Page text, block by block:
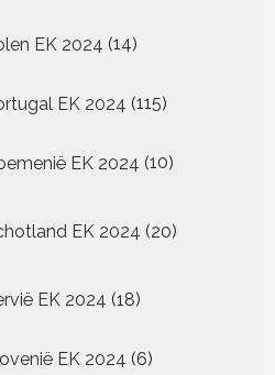
EK 2024 1414
EK 2024 115115
EK 2024 1010
EK 2024 20
producten
EK 2024 1818
EK 2024 66